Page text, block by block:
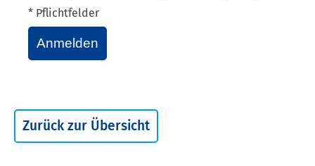
* Pflichtfelder
Anmelden
Zurück zur Übersicht